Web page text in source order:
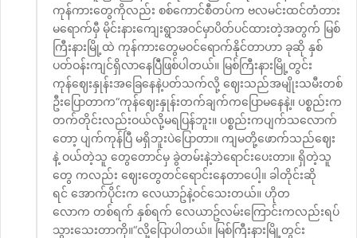
ကုန်ကားတွေကိုလည်း စစ်ကောင်စီတပ်က ဗလမင်းထင်တံတား
မရောက်မှီ မိုင်းနားကျေးရွာအဝင်မှာပိတ်ပင်ထားတဲ့အတွက် မြစ်
ကြီးနားမြို့ထဲ ကုန်ကားတွေမဝင်ရောက်နိုင်တာဟာ ခုဆို နှစ်
ပတ်ဝန်းကျင်ရှိလာနေပြီဲဖြစ်ပါတယ်။ မြစ်ကြီးနားမြို့တွင်း
ကုန်ဈေးနှုန်းအခြေနေနဲ့ပတ်သက်လို့ ဈေးသည်အမျိုးသမီးတစ်
ဦးပြောတာက“ကုန်ဈေးနှုန်းတက်ချက်ကပြောမနေနဲ့။ ပစ္စည်းက
တက်တိုင်းလည်းဝယ်လို့မရပြန်ဘူး။ ပစ္စည်းကပျက်သလောက်
တော့ ပျက်ကုန်ပြီ မရှိဘူးပဲပြောတာ။ ကျမတို့ဖောက်သည်ဈေး
နဲ့ ဝယ်တဲ့သူ တွေတောင်မှ ခွဲတမ်းနဲ့ဘဲရောင်းပေးတာ။ ရှိတဲ့သူ
တွေ ကလည်း ဈေးတွေတင်ရောင်းနေတာပေါ့။ ခါတိုင်းဆို
ရင် အောက်ပိုင်းက လေယာဥ်နဲ့ဝင်သေးတယ်။ ဟိုတ
လောက တစ်ရက် နှစ်ရက် လေယာဥ်လမ်းကြောင်းကလည်းရပ်
သွားသေးတာကို။“လို့ပြောပါတယ်။ မြစ်ကြီးနားမြို့တွင်း